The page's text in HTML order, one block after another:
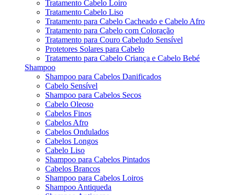
Tratamento Cabelo Loiro
Tratamento Cabelo Liso
Tratamento para Cabelo Cacheado e Cabelo Afro
Tratamento para Cabelo com Coloração
Tratamento para Couro Cabeludo Sensível
Protetores Solares para Cabelo
Tratamento para Cabelo Criança e Cabelo Bebé
Shampoo
Shampoo para Cabelos Danificados
Cabelo Sensível
Shampoo para Cabelos Secos
Cabelo Oleoso
Cabelos Finos
Cabelos Afro
Cabelos Ondulados
Cabelos Longos
Cabelo Liso
Shampoo para Cabelos Pintados
Cabelos Brancos
Shampoo para Cabelos Loiros
Shampoo Antiqueda